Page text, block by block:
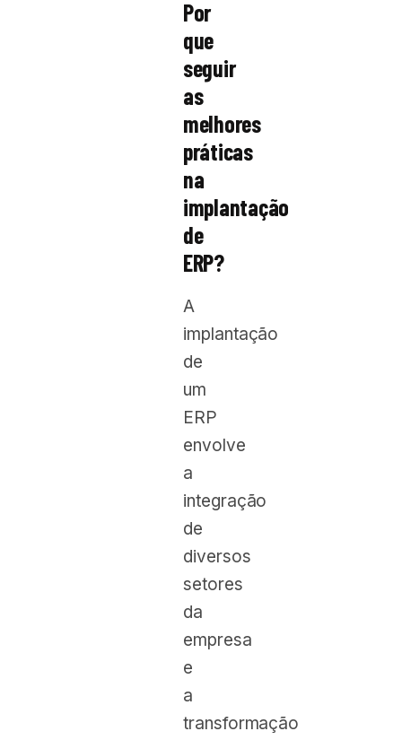
Por
que
seguir
as
melhores
práticas
na
implantação
de
ERP?
A
implantação
de
um
ERP
envolve
a
integração
de
diversos
setores
da
empresa
e
a
transformação